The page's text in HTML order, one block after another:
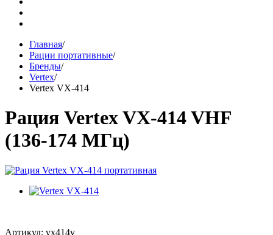
Главная/
Рации портативные/
Бренды/
Vertex/
Vertex VX-414
Рация Vertex VX-414 VHF
(136-174 МГц)
Артикул: vx414v